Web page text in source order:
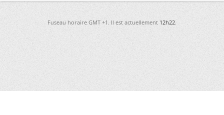
Fuseau horaire GMT +1. Il est actuellement12h22.